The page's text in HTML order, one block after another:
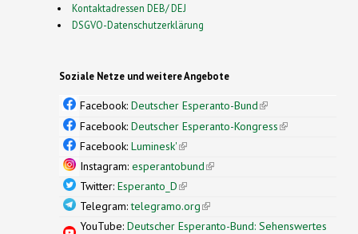
Kontaktadressen DEB/ DEJ
DSGVO-Datenschutzerklärung
Soziale Netze und weitere Angebote
Facebook: Deutscher Esperanto-Bund(link is
external)
Facebook: Deutscher Esperanto-Kongress(link is
Facebook: Luminesk'(link is external)
Instagram: esperantobund(link is external)
Twitter: Esperanto_D(link is external)
Telegram:telegramo.org(link is external)
YouTube: Deutscher Esperanto-Bund: Sehenswertes